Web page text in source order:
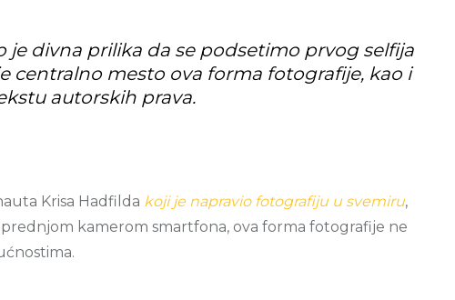
je divna prilika da se podsetimo prvog selfija
centralno mesto ova forma fotografije, kao i
autorskih prava.
Krisa Hadfilda koji je napravio fotografiju u svemiru,
kamerom smartfona, ova forma fotografije ne